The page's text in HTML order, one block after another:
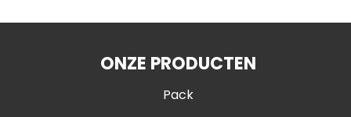
ONZE PRODUCTEN
Pack